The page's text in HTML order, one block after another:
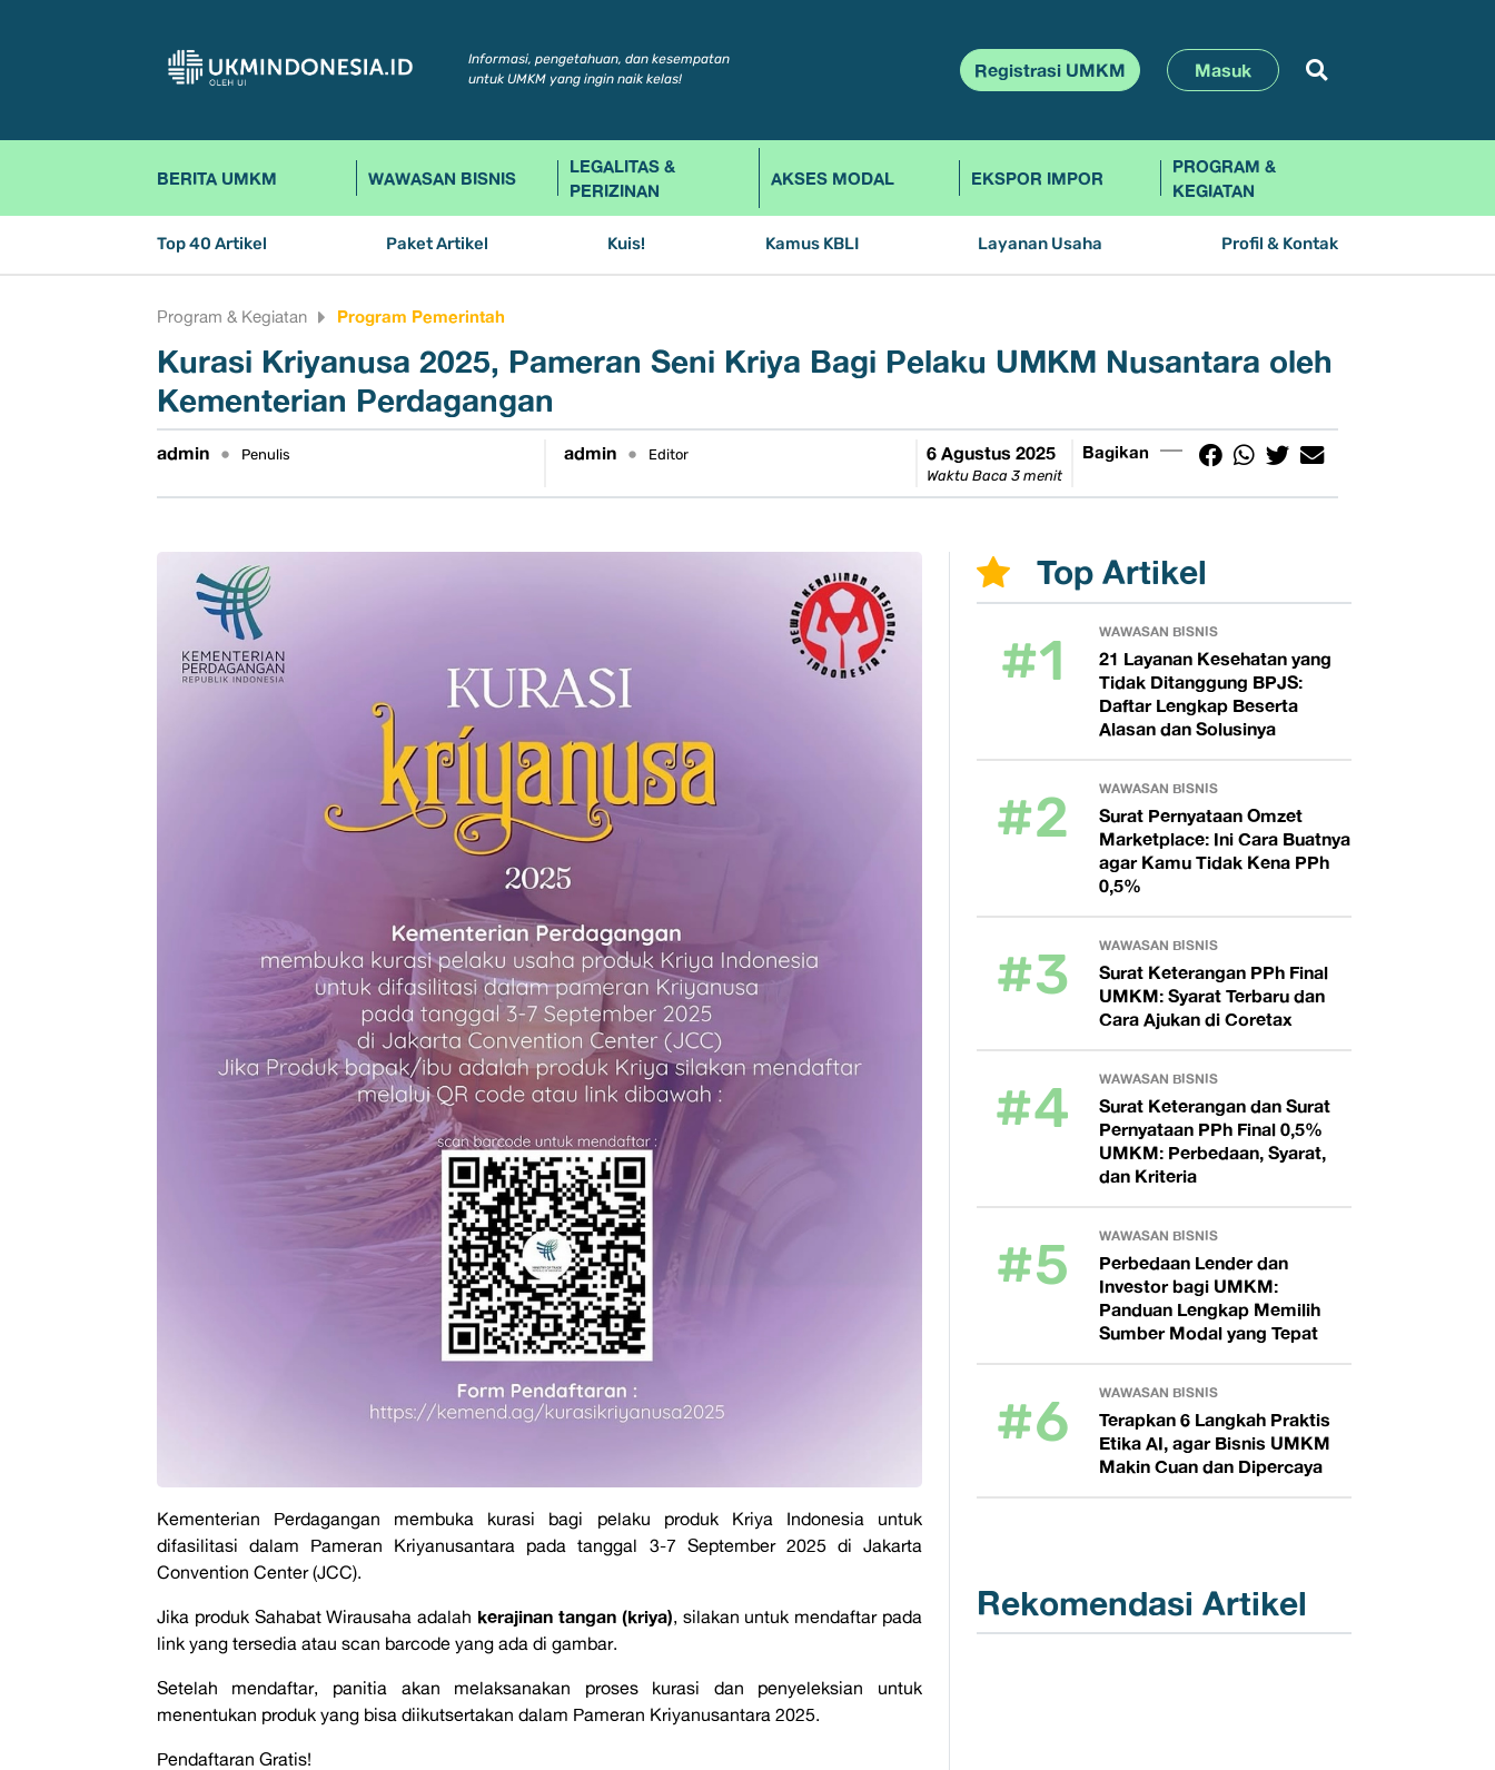
Informasi, pengetahuan, dan kesempatan
untuk UMKM yang ingin naik kelas!
Registrasi UMKM Masuk
BERITA UMKM WAWASAN BISNIS
LEGALITAS &
PERIZINAN
AKSES MODAL EKSPOR IMPOR
PROGRAM &
KEGIATAN
Top 40 Artikel Paket Artikel Kuis! Kamus KBLI Layanan Usaha Profil & Kontak
Program & Kegiatan Program Pemerintah
Kurasi Kriyanusa 2025, Pameran Seni Kriya Bagi Pelaku UMKM Nusantara oleh
Kementerian Perdagangan
admin • Penulis admin • Editor
6 Agustus 2025
Waktu Baca 3 menit
Bagikan
Kementerian Perdagangan membuka kurasi bagi pelaku produk Kriya Indonesia untuk
difasilitasi dalam Pameran Kriyanusantara pada tanggal 3-7 September 2025 di Jakarta
Convention Center (JCC).
Jika produk Sahabat Wirausaha adalah kerajinan tangan (kriya), silakan untuk mendaftar pada
link yang tersedia atau scan barcode yang ada di gambar.
Setelah mendaftar, panitia akan melaksanakan proses kurasi dan penyeleksian untuk
menentukan produk yang bisa diikutsertakan dalam Pameran Kriyanusantara 2025.
Pendaftaran Gratis!
Top Artikel
#1 WAWASAN BISNIS
21 Layanan Kesehatan yang
Tidak Ditanggung BPJS:
Daftar Lengkap Beserta
Alasan dan Solusinya
#2 WAWASAN BISNIS
Surat Pernyataan Omzet
Marketplace: Ini Cara Buatnya
agar Kamu Tidak Kena PPh
0,5%
#3 WAWASAN BISNIS
Surat Keterangan PPh Final
UMKM: Syarat Terbaru dan
Cara Ajukan di Coretax
#4 WAWASAN BISNIS
Surat Keterangan dan Surat
Pernyataan PPh Final 0,5%
UMKM: Perbedaan, Syarat,
dan Kriteria
#5 WAWASAN BISNIS
Perbedaan Lender dan
Investor bagi UMKM:
Panduan Lengkap Memilih
Sumber Modal yang Tepat
#6 WAWASAN BISNIS
Terapkan 6 Langkah Praktis
Etika AI, agar Bisnis UMKM
Makin Cuan dan Dipercaya
Rekomendasi Artikel